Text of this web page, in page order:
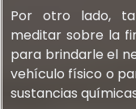
Por otro lado,
meditar sobre la
para brindarle el
vehículo físico o
sustancias